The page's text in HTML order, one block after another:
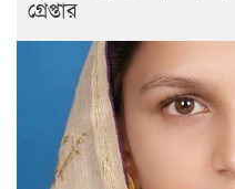
গ্রেপ্তার